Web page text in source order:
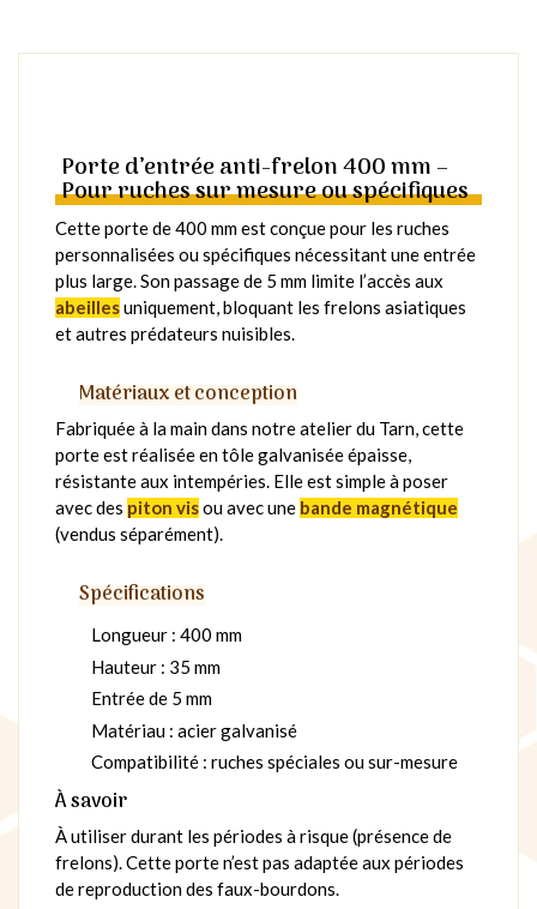
Porte d’entrée anti-frelon 400 mm –
Pour ruches sur mesure ou spécifiques
Cette porte de 400 mm est conçue pour les ruches
personnalisées ou spécifiques nécessitant une entrée
plus large. Son passage de 5 mm limite l’accès aux
abeillesuniquement, bloquant les frelons asiatiques
et autres prédateurs nuisibles.
Matériaux et conception
Fabriquée à la main dans notre atelier du Tarn, cette
porte est réalisée en tôle galvanisée épaisse,
résistante aux intempéries. Elle est simple à poser
avec des piton visou avec une bande magnétique
(vendus séparément).
Spécifications
Longueur : 400 mm
Hauteur : 35 mm
Entrée de 5 mm
Matériau : acier galvanisé
Compatibilité : ruches spéciales ou sur-mesure
À savoir
À utiliser durant les périodes à risque (présence de
frelons). Cette porte n’est pas adaptée aux périodes
de reproduction des faux-bourdons.